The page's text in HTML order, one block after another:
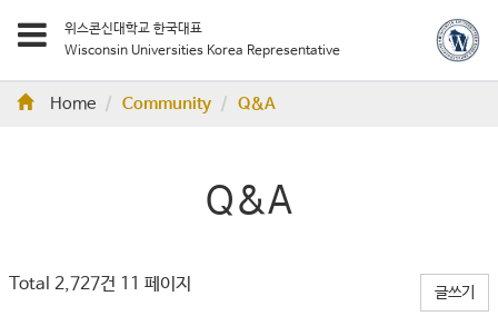
위스콘신대학교 한국대표
Wisconsin Universities Korea Representative
Home Community Q&A
Q&A
Total 2,727건 11 페이지 글쓰기